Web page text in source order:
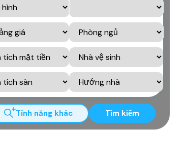
Tính năng khác Tìm kiếm